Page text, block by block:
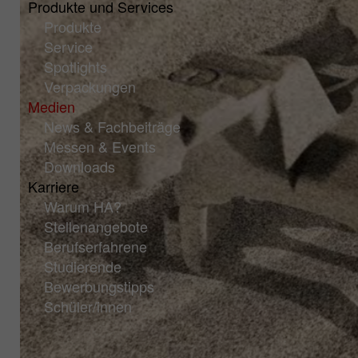
Produkte und Services
Produkte
Service
Spotlights
Verpackungen
Medien
News & Fachbeiträge
Messen & Events
Downloads
Karriere
Warum HA?
Stellenangebote
Berufserfahrene
Studierende
Bewerbungstipps
Schüler/innen